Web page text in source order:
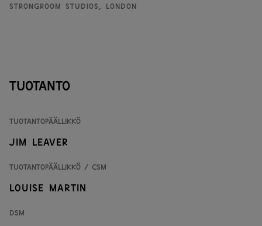
Strongroom Studios, London
Tuotanto
Tuotantopäällikkö
Jim Leaver
Tuotantopäällikkö / CSM
Louise Martin
DSM